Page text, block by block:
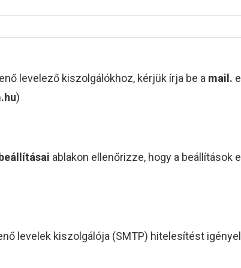
levelező kiszolgálókhoz, kérjük írja be a mail.
)
ablakon ellenőrizze, hogy a beállítások
levelek kiszolgálója (SMTP) hitelesítést